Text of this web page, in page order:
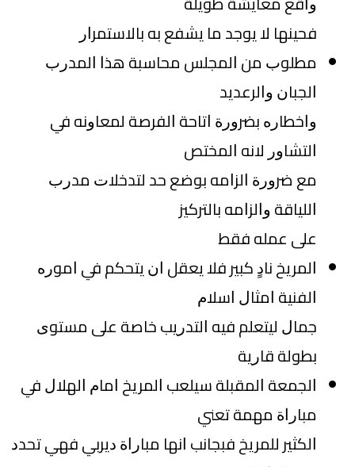
ﻓﺤﻴﻨﻬﺎ ﻻ ﻳﻮﺟﺪ ﻣﺎ ﻳﺸﻔﻊ ﺑﻪ ﺑﺎﻻﺳﺘﻤﺮﺍﺭ
ﻣﻄﻠﻮﺏ ﻣﻦ ﺍﻟﻤﺠﻠﺲ ﻣﺤﺎﺳﺒﺔ ﻫﺬﺍ ﺍﻟﻤﺪﺭﺏ
ﺍﻟﺠﺒﺎﻥ ﻭﺍﻟﺮﻋﺪﻳﺪ
ﻭﺍﺧﻄﺎﺭﻩ ﺑﻀﺮﻭﺭﺓ ﺍﺗﺎﺣﺔ ﺍﻟﻔﺮﺻﺔ ﻟﻤﻌﺎﻭﻧﻪ ﻓﻲ
ﺍﻟﺘﺸﺎﻭﺭ ﻻﻧﻪ ﺍﻟﻤﺨﺘﺺ
ﻣﻊ ﺿﺮﻭﺭﺓ ﺍﻟﺰﺍﻣﻪ ﺑﻮﺿﻊ ﺣﺪ ﻟﺘﺪﺧﻼﺕ ﻣﺪﺭﺏ
ﺍﻟﻠﻴﺎﻗﺔ ﻭﺍﻟﺰﺍﻣﻪ ﺑﺎﻟﺘﺮﻛﻴﺰ
ﻋﻠﻰ ﻋﻤﻠﻪ ﻓﻘﻂ
ﺍﻟﻤﺮﻳﺦ ﻧﺎﺩٍ ﻛﺒﻴﺮ ﻓﻼ ﻳﻌﻘﻞ ﺍﻥ ﻳﺘﺤﻜﻢ ﻓﻲ ﺍﻣﻮﺭﻩ
ﺍﻟﻔﻨﻴﺔ ﺍﻣﺜﺎﻝ ﺍﺳﻼﻡ
ﺟﻤﺎﻝ ﻟﻴﺘﻌﻠﻢ ﻓﻴﻪ ﺍﻟﺘﺪﺭﻳﺐ ﺧﺎﺻﺔ ﻋﻠﻰ ﻣﺴﺘﻮﻯ
ﺑﻄﻮﻟﺔ ﻗﺎﺭﻳﺔ
ﺍﻟﺠﻤﻌﺔ ﺍﻟﻤﻘﺒﻠﺔ ﺳﻴﻠﻌﺐ ﺍﻟﻤﺮﻳﺦ ﺍﻣﺎﻡ ﺍﻟﻬﻼﻝ ﻓﻲ
ﻣﺒﺎﺭﺍﺓ ﻣﻬﻤﺔ ﺗﻌﻨﻲ
ﺍﻟﻜﺜﻴﺮ ﻟﻠﻤﺮﻳﺦ ﻓﺒﺠﺎﻧﺐ ﺍﻧﻬﺎ ﻣﺒﺎﺭﺍﺓ ﺩﻳﺮﺑﻲ ﻓﻬﻲ ﺗﺤﺪﺩ